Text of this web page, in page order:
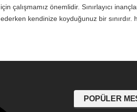
için çalışmamız önemlidir. Sınırlayıcı
ederken kendinize koyduğunuz bir sınırdır.
POPÜLER